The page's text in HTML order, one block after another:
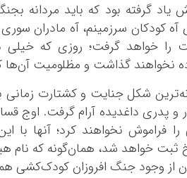
گرفته بود که باید مردانه
کودکان سرزمینم، آه مادران سوری
را خواهد گرفت؛ روزی که خیلی
نخواهند گذاشت و مظلومیت
و پدری داغدیده آرام گرفت. اوج
فراموش نخواهند کرد؛ آنها با
ثبت‌ خواهد شد، همان‌گونه که نام
از وجود جنگ افروزان کودک‌کشی